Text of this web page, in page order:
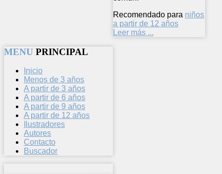
Recomendado para niños
a partir de 12 años
Leer más ...
MENU PRINCIPAL
Inicio
Menos de 3 años
A partir de 3 años
A partir de 6 años
A partir de 9 años
A partir de 12 años
Ilustradores
Autores
Contacto
Buscador